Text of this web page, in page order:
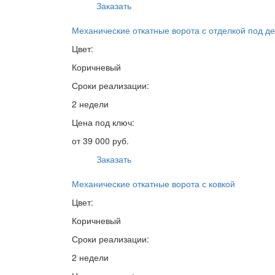
Заказать
Механические откатные ворота с отделкой под
Цвет:
Коричневый
Сроки реализации:
2 недели
Цена под ключ:
от 39 000 руб.
Заказать
Механические откатные ворота с ковкой
Цвет:
Коричневый
Сроки реализации:
2 недели